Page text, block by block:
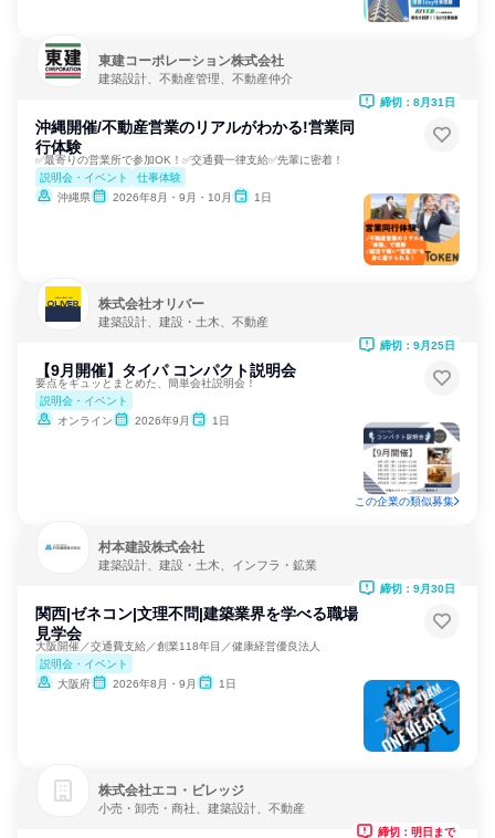
東建コーポレーション株式会社
建築設計、不動産管理、不動産仲介
沖縄開催/不動産営業のリアルがわかる!営業同
行体験
✅最寄りの営業所で参加OK！✅交通費一律支給✅先輩に密着！
説明会・イベント
仕事体験
沖縄県
2026年8月・9月・10月 1日
締切：8月31日
株式会社オリバー
建築設計、建設・土木、不動産
【9月開催】タイパ コンパクト説明会
要点をギュッとまとめた、簡単会社説明会！
説明会・イベント
オンライン
2026年9月 1日
締切：9月25日
この企業の類似募集
村本建設株式会社
建築設計、建設・土木、インフラ・鉱業
関西|ゼネコン|文理不問|建築業界を学べる職場
見学会
大阪開催／交通費支給／創業118年目／健康経営優良法人
説明会・イベント
大阪府
2026年8月・9月 1日
締切：9月30日
株式会社エコ・ビレッジ
小売・卸売・商社、建築設計、不動産
締切：明日まで